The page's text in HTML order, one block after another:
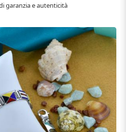
garanzia e autenticità